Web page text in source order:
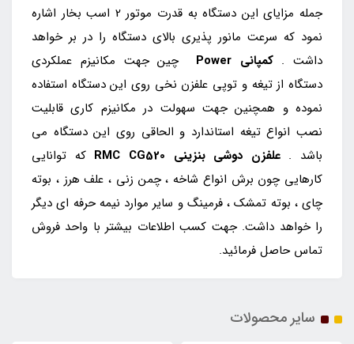
جمله مزایای این دستگاه به قدرت موتور 2 اسب بخار اشاره
نمود که سرعت مانور پذیری بالای دستگاه را در بر خواهد
داشت .کمپانی Power
چین جهت مکانیزم عملکردی
دستگاه از تیغه و توپی علفزن نخی روی این دستگاه استفاده
نموده و همچنین جهت سهولت در مکانیزم کاری قابلیت
نصب انواع تیغه استاندارد و الحاقی روی این دستگاه می
باشد .علفزن دوشیبنزینی
که توانایی
کارهایی چون برش انواع شاخه ، چمن زنی ، علف هرز ، بوته
چای ، بوته تمشک ، فرمینگ و سایر موارد نیمه حرفه ای دیگر
را خواهد داشت. جهت کسب اطلاعات بیشتر با واحد فروش
تماس حاصل فرمائید.
سایر محصولات